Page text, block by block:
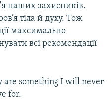
наших захисників.
тіла й духу. Тож
максимально
всі рекомендації
are something I will never
for.